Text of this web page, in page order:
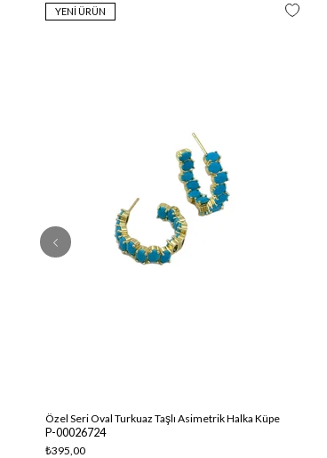
Özel Seri Oval Turkuaz Taşlı Asimetrik Halka Küpe
P-00026724
₺395,00
YENI ÜRÜN